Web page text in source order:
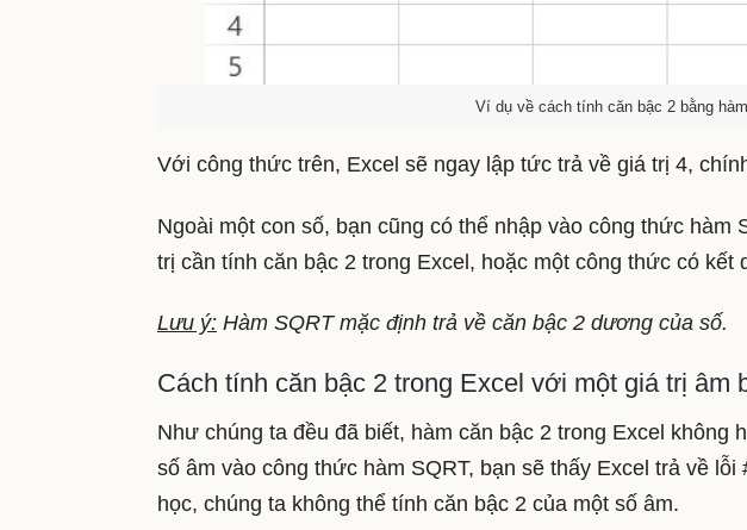
Ví dụ về cách tính căn bậc 2 bằng
Với công thức trên, Excel sẽ ngay lập tức trả về giá trị 4,
Ngoài một con số, bạn cũng có thể nhập vào công thức hàm
trị cần tính căn bậc 2 trong Excel, hoặc một công thức có kết
Lưu ý: Hàm SQRT mặc định trả về căn bậc 2 dương của số.
Cách tính căn bậc 2 trong Excel với một giá trị âm
Như chúng ta đều đã biết, hàm căn bậc 2 trong Excel không
số âm vào công thức hàm SQRT, bạn sẽ thấy Excel trả về
học, chúng ta không thể tính căn bậc 2 của một số âm.